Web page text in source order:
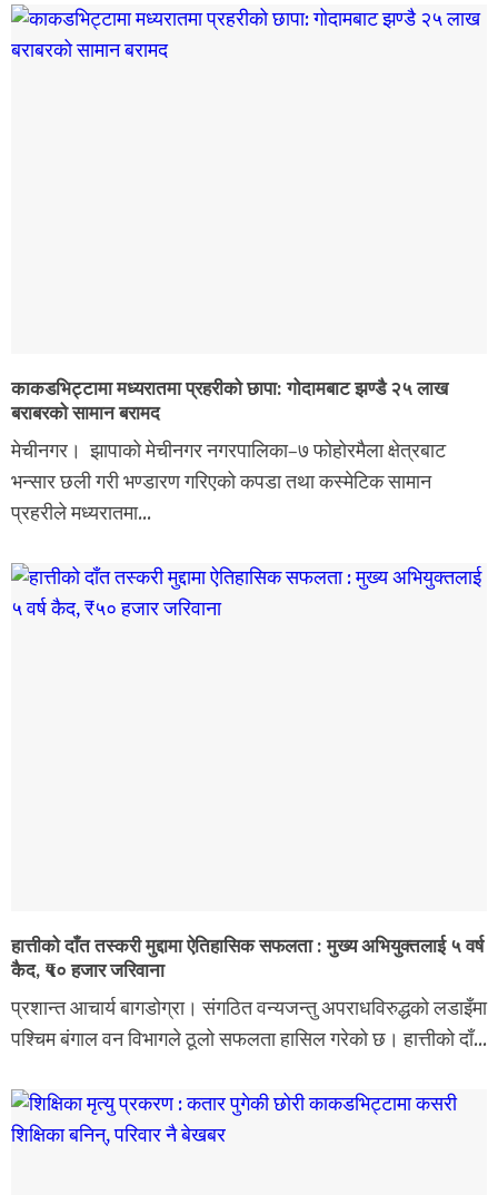
काकडभिट्टामा मध्यरातमा प्रहरीको छापा: गोदामबाट झण्डै २५ लाख
बराबरको सामान बरामद
मेचीनगर। झापाको मेचीनगर नगरपालिका–७ फोहोरमैला क्षेत्रबाट
भन्सार छली गरी भण्डारण गरिएको कपडा तथा कस्मेटिक सामान
प्रहरीले मध्यरातमा...
हात्तीको दाँत तस्करी मुद्दामा ऐतिहासिक सफलता : मुख्य अभियुक्तलाई ५ वर्ष
कैद, ₹५० हजार जरिवाना
प्रशान्त आचार्य बागडोग्रा। संगठित वन्यजन्तु अपराधविरुद्धको लडाइँमा
पश्चिम बंगाल वन विभागले ठूलो सफलता हासिल गरेको छ। हात्तीको दाँ...